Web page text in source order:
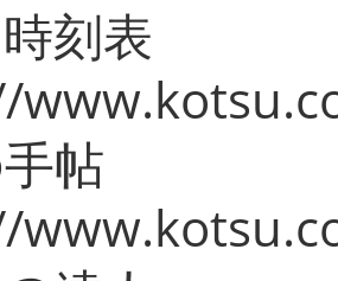
刻表
帖